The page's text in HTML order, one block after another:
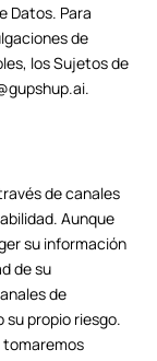
Datos. Para
de
los Sujetos de
de canales
Aunque
su información
de su
de
propio riesgo.
tomaremos